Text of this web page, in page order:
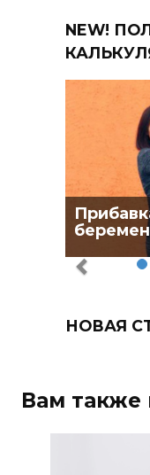
NEW!
НОВАЯ
Вам также